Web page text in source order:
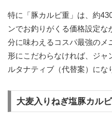
特に「豚カルビ重」は、約
ンでお釣りがくる価格設定
分に味わえるコスパ最強のメ
形にこだわらなければ、ジャ
ルタナティブ（代替案）にな
大麦入りねぎ塩豚カル